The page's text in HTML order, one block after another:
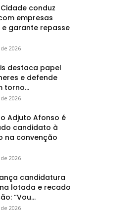
conduz
empresas
e garante repasse
2026
destaca papel
e defende
torno...
2026
Adjuto Afonso é
candidato à
na convenção
2026
candidatura
lotada e recado
“Vou...
2026